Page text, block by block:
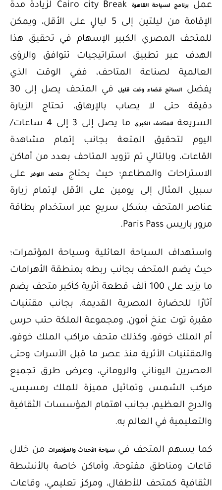
عمل برنامج لسياحة القاهرة
Cairo city Break لزيادة مدة
الإقامة من ليلتين إلى 5 ليالٍ على الأقل، ويمكن
للمتحف المصري الكبير الإسهام في تحقيق هذا
الهدف عبر تطبيق استراتيجيات تتوافق والرؤى
العالمية لصناعة المتاحف، ففي الوقت الذي
يفضل السائح قضاء وقت قليل
في المتحف يصل إلى 30
دقيقة حتى لا يصاب بالإرهاق، تحتاج الزيارة
السريعةللمتاحف الكبرى
ما يصل إلى 3 إلى 4 ساعات/
اليوم لتحقيق المتعة بجانب إتمام مشاهدة
القاعات، وبالتالي تم تزويد المتاحف بعدد من أماكن
الاستراحات والمطاعم؛ حيث يحتاج
متحف اللوفرعلى
سبيل المثال إلى يومين على الأقل لإتمام زيارة
عناصر المتحف بشكل سريع عبر استخدام بطاقة
مرور باريس Paris Pass.
واستهداف السياحة العائلية وسياحة المؤتمرات؛
حيث يضم المتحف بجانب ربطه بمنطقة الأهرامات
ما يزيد على 100 ألف قطعة أثرية كأكبر متحف يضم
آثارًا للحضارة المصرية القديمة، بجانب مقتنيات
مقبرة توت عنخ أمون، ومجموعة الملكة حتب حرس
أم الملك خوفو، وكذلك متحف مراكب الملك خوفو،
والمقتنيات الأثرية منذ عصر ما قبل الأسرات وحتى
العصرين اليوناني والروماني، وعرض طرق تجميع
مركب الشمس وتماثيل مميزة للملك رمسيس،
والدرج العظيم، بجانب اهتمام المؤسسات الثقافية
والتعليمية في العالم به.
كما يسهم المتحف فيسياحة الأحداث والمؤتمراتمن خلال
قاعات ومناطق مفتوحة، وأماكن خاصة بالأنشطة
الثقافية كمتحف للأطفال، ومركز تعليمي، وقاعات